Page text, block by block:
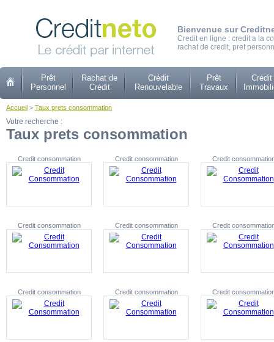
Bienvenue sur
Credit en ligne : credit a la
rachat de credit, pret
Prêt
Personnel
Rachat de
Crédit
Crédit
Renouvelable
Prêt
Travaux
Crédit
Accueil > Taux prets consommation
Votre recherche :
Taux prets consommation
Credit consommation Credit consommation Credit
Credit consommation Credit consommation Credit
Credit consommation Credit consommation Credit